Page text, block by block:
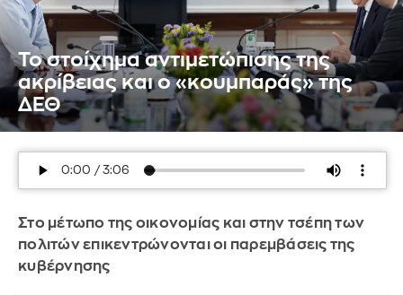
Το στοίχημα αντιμετώπισης της
ακρίβειας και ο «κουμπαράς» της
ΔΕΘ
Στο μέτωπο της οικονομίας και στην τσέπη των
πολιτών επικεντρώνονται οι παρεμβάσεις της
κυβέρνησης